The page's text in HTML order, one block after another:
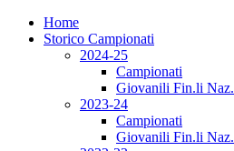
Home
Storico Campionati
2024-25
Campionati
Giovanili Fin.li Naz.
2023-24
Campionati
Giovanili Fin.li Naz.